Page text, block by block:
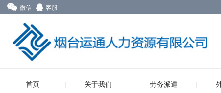
微信 客服
首页 关于我们 劳务派遣